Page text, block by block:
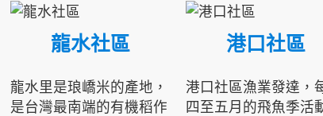
龍水社區
龍水里是琅嶠米的產地，
是台灣最南端的有機稻作
港口社區
港口社區漁業發達，
四至五月的飛魚季活